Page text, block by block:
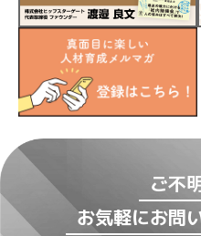
ご不
お気軽にお問